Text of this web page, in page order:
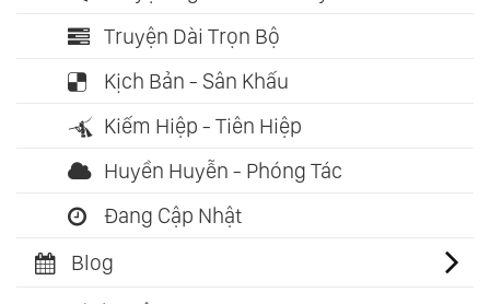
Truyện Dài Trọn Bộ
Kịch Bản - Sân Khấu
Kiếm Hiệp - Tiên Hiệp
Huyền Huyễn - Phóng Tác
Đang Cập Nhật
Blog